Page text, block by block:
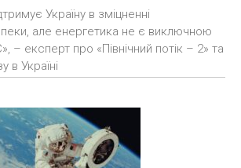
Україну в зміцненні
але енергетика не є виключною
– експерт про «Північний потік – 2» та
в Україні